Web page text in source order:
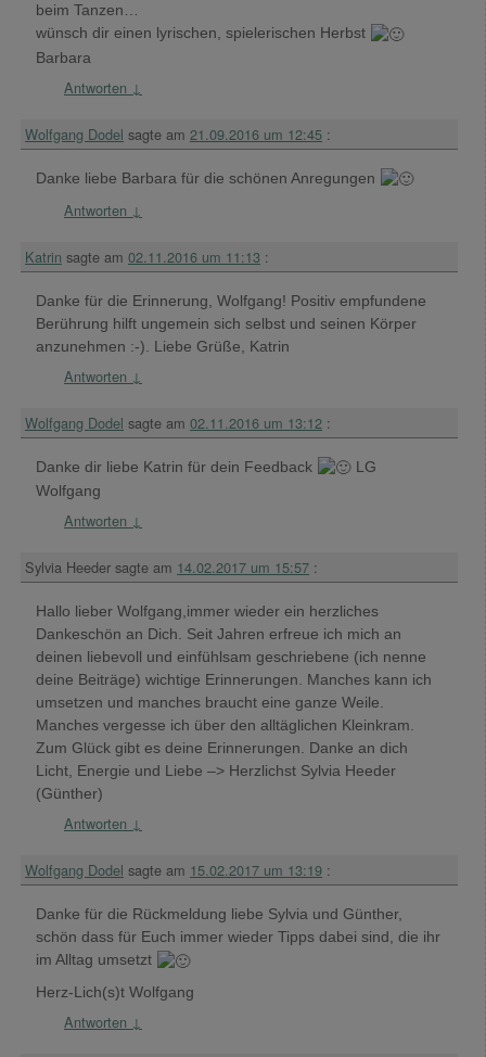
beim Tanzen…
wünsch dir einen lyrischen, spielerischen Herbst
Barbara
Antworten ↓
Wolfgang Dodel sagte am 21.09.2016 um 12:45 :
Danke liebe Barbara für die schönen Anregungen
Antworten ↓
Katrin sagte am 02.11.2016 um 11:13 :
Danke für die Erinnerung, Wolfgang! Positiv empfundene
Berührung hilft ungemein sich selbst und seinen Körper
anzunehmen :-). Liebe Grüße, Katrin
Antworten ↓
Wolfgang Dodel sagte am 02.11.2016 um 13:12 :
Danke dir liebe Katrin für dein Feedback
LG
Wolfgang
Antworten ↓
Sylvia Heeder sagte am 14.02.2017 um 15:57 :
Hallo lieber Wolfgang,immer wieder ein herzliches
Dankeschön an Dich. Seit Jahren erfreue ich mich an
deinen liebevoll und einfühlsam geschriebene (ich nenne
deine Beiträge) wichtige Erinnerungen. Manches kann ich
umsetzen und manches braucht eine ganze Weile.
Manches vergesse ich über den alltäglichen Kleinkram.
Zum Glück gibt es deine Erinnerungen. Danke an dich
Licht, Energie und Liebe –> Herzlichst Sylvia Heeder
(Günther)
Antworten ↓
Wolfgang Dodel sagte am 15.02.2017 um 13:19 :
Danke für die Rückmeldung liebe Sylvia und Günther,
schön dass für Euch immer wieder Tipps dabei sind, die ihr
im Alltag umsetzt
Herz-Lich(s)t Wolfgang
Antworten ↓